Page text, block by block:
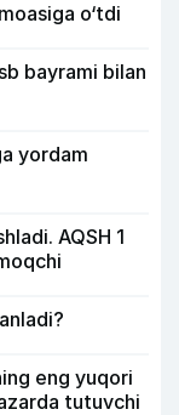
o‘tdi
bayrami bilan
yordam
AQSH 1
eng yuqori
tutuvchi